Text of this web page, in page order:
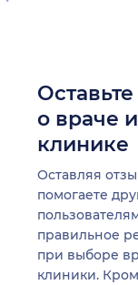
о враче
клинике
Оставляя
помогаете
правильное
при выборе
клиники.